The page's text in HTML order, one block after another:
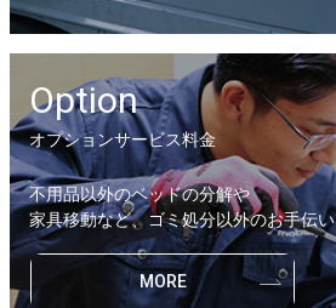
Option
オプションサービス料金
不用品以外のベッドの分解や
家具移動など、ゴミ処分以外のお手伝い
MORE